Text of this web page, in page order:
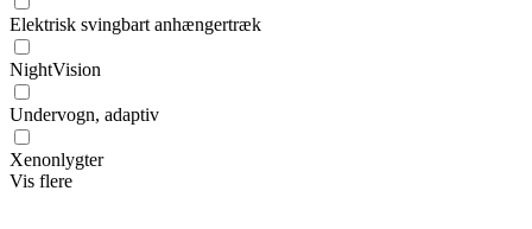
Elektrisk svingbart anhængertræk
NightVision
Undervogn, adaptiv
Xenonlygter
Vis flere